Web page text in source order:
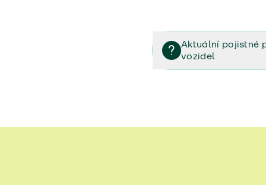
Aktuální pojistné
vozidel
Veřejný příslib -